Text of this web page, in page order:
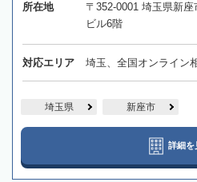
所在地
〒352-0001 埼玉県新
ビル6階
対応エリア 埼玉、全国オンライン
埼玉県 新座市
詳細を